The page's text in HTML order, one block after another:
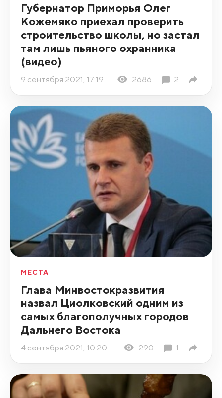
Губернатор Приморья Олег
Кожемяко приехал проверить
строительство школы, но застал
там лишь пьяного охранника
(видео)
9 сентября 2021, 17:19 2686 2
МЕСТА
Глава Минвостокразвития
назвал Циолковский одним из
самых благополучных городов
Дальнего Востока
4 сентября 2021, 10:20 290 1